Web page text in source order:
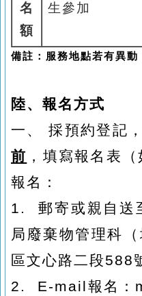
名
額
生參加
備註：服務地點若有異動
陸、報名方式
一、
採預約登記
前 ，填寫報名表
報名：
1.
郵寄或親自送
局廢棄物管理科
區文心路二段588
2.
E-mail報名：